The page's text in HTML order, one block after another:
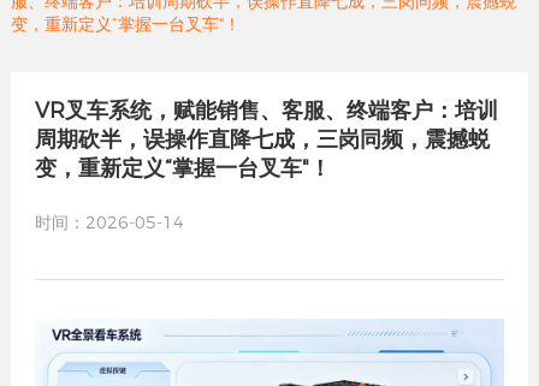
变，重新定义“掌握一台叉车"！
VR叉车系统，赋能销售、客服、终端客户：培训
周期砍半，误操作直降七成，三岗同频，震撼蜕
变，重新定义“掌握一台叉车"！
时间：2026-05-14